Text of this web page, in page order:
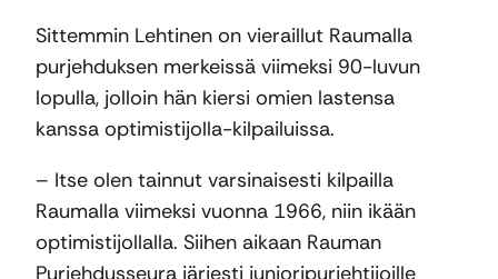
Sittemmin Lehtinen on vieraillut Raumalla
purjehduksen merkeissä viimeksi 90-luvun
lopulla, jolloin hän kiersi omien lastensa
kanssa optimistijolla-kilpailuissa.
– Itse olen tainnut varsinaisesti kilpailla
Raumalla viimeksi vuonna 1966, niin ikään
optimistijollalla. Siihen aikaan Rauman
Purjehdusseura järjesti junioripurjehtijoille